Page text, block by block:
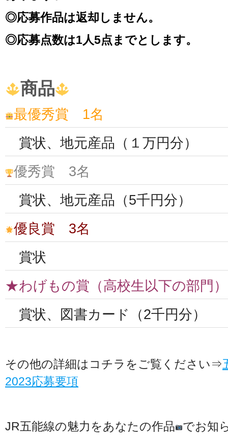
◎応募作品は返却しません。
◎応募点数は1人5点までとします。
商品
最優秀賞 1名
賞状、地元産品（１万円分）
優秀賞 3名
賞状、地元産品（5千円分）
優良賞 3名
賞状
★わげもの賞（高校生以下の部門
賞状、図書カード（2千円分）
その他の詳細はコチラをご覧ください⇒
2023応募要項
JR五能線の魅力をあなたの作品
でお知